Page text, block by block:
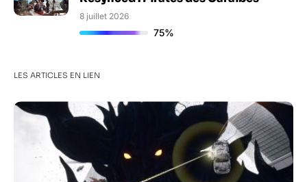
8 juillet 2026
75%
LES ARTICLES EN LIEN